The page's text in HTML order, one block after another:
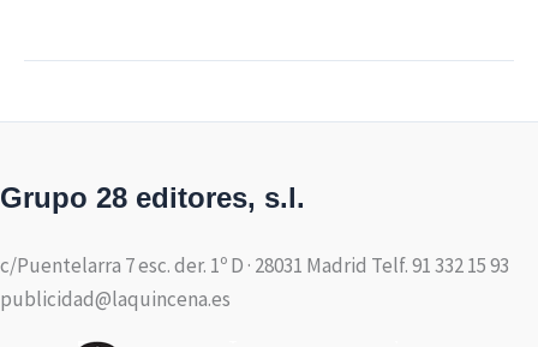
Grupo 28 editores, s.l.
c/Puentelarra 7 esc. der. 1º D · 28031 Madrid Telf. 91 332 15 93
publicidad@laquincena.es